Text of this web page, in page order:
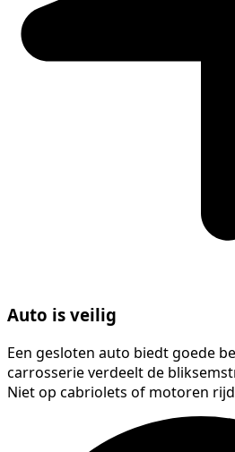
Auto is veilig
Een gesloten auto biedt goede
carrosserie verdeelt de
Niet op cabriolets of motoren